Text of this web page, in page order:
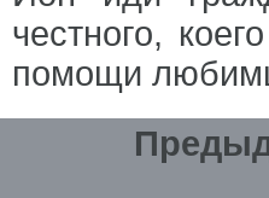
честного,
помощи